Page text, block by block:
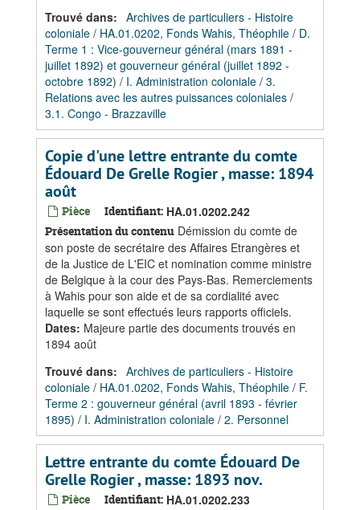
Trouvé dans: Archives de particuliers - Histoire
coloniale / HA.01.0202, Fonds Wahis, Théophile / D.
Terme 1 : Vice-gouverneur général (mars 1891 -
juillet 1892) et gouverneur général (juillet 1892 -
octobre 1892) / I. Administration coloniale / 3.
Relations avec les autres puissances coloniales /
3.1. Congo - Brazzaville
Copie d'une lettre entrante du comte
Édouard De Grelle Rogier , masse: 1894
août
Pièce Identifiant: HA.01.0202.242
Présentation du contenu Démission du comte de
son poste de secrétaire des Affaires Etrangères et
de la Justice de L'EIC et nomination comme ministre
de Belgique à la cour des Pays-Bas. Remerciements
à Wahis pour son aide et de sa cordialité avec
laquelle se sont effectués leurs rapports officiels.
Dates: Majeure partie des documents trouvés en
1894 août
Trouvé dans: Archives de particuliers - Histoire
coloniale / HA.01.0202, Fonds Wahis, Théophile / F.
Terme 2 : gouverneur général (avril 1893 - février
1895) / I. Administration coloniale / 2. Personnel
Lettre entrante du comte Édouard De
Grelle Rogier , masse: 1893 nov.
Pièce Identifiant: HA.01.0202.233